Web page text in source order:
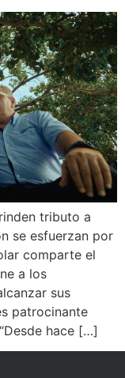
tributo a
se esfuerzan por
comparte el
a los
sus
patrocinante
hace […]